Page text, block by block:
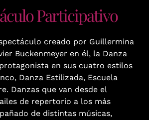
Participativo
creado por Guillermina
Buckenmeyer en él, la Danza
en sus cuatro estilos
Danza Estilizada, Escuela
Danzas que van desde el
de repertorio a los más
de distintas músicas,